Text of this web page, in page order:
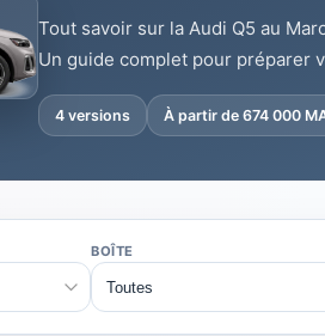
Tout savoir sur la Audi Q5 au
Un guide complet pour préparer
4 versions À partir de 674 000
BOÎTE